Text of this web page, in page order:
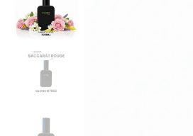
para
informações
do
produto